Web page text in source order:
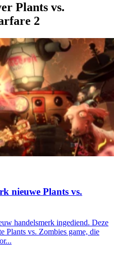
Plants vs.
2
nieuwe Plants vs.
handelsmerk ingediend. Deze
Plants vs. Zombies game, die